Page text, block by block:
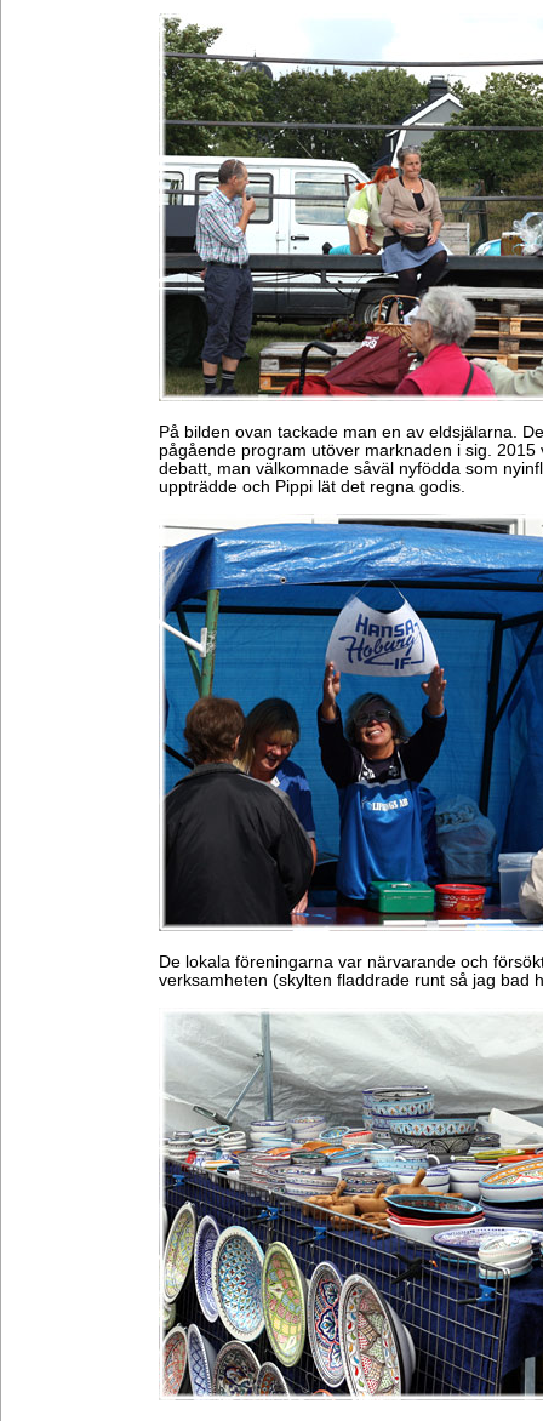
På bilden ovan tackade man en av eldsjälarna.
pågående program utöver marknaden i sig. 2015
debatt, man välkomnade såväl nyfödda som
uppträdde och Pippi lät det regna godis.
De lokala föreningarna var närvarande och
verksamheten (skylten fladdrade runt så jag bad